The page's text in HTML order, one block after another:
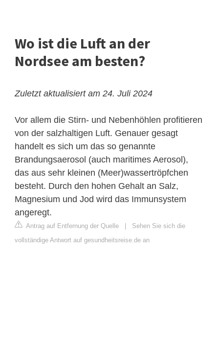
Wo ist die Luft an der
Nordsee am besten?
Zuletzt aktualisiert am 24. Juli 2024
Vor allem die Stirn- und Nebenhöhlen profitieren
von der salzhaltigen Luft. Genauer gesagt
handelt es sich um das so genannte
Brandungsaerosol (auch maritimes Aerosol),
das aus sehr kleinen (Meer)wassertröpfchen
besteht. Durch den hohen Gehalt an Salz,
Magnesium und Jod wird das Immunsystem
angeregt.
Antrag auf Entfernung der Quelle
Sehen Sie sich die
vollständige Antwort auf gesundheitsreise.de an